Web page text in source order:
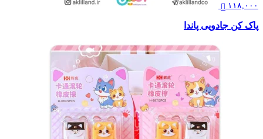
۱۱۸,۰۰۰
پاک کن جادویی پاندا